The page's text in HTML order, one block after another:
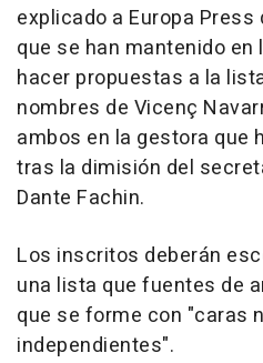
explicado a Europa
que se han mantenido
hacer propuestas a la
nombres de Vicenç
ambos en la gestora que
tras la dimisión del
Dante Fachin.
Los inscritos deberán
una lista que fuentes de
que se forme con "caras
independientes".